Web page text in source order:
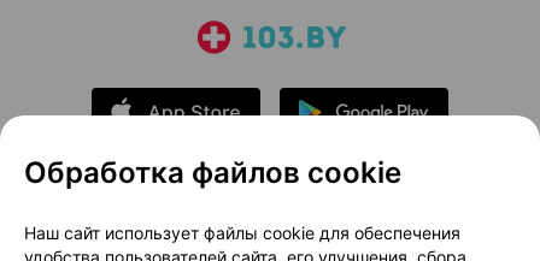
О проекте
Новости проекта
Обработка файлов cookie
Наш сайт использует файлы cookie для обеспечения
удобства пользователей сайта, его улучшения, сбора